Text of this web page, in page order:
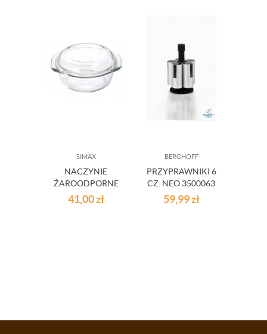
SIMAX
NACZYNIE
ŻAROODPORNE
2.0 L SIMAX
41,00zł
BERGHOFF
PRZYPRAWNIKI 6
CZ. NEO 3500063
59,99zł